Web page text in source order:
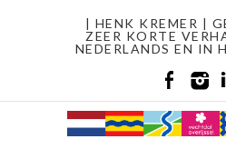
| HENK KREMER |
ZEER KORTE
NEDERLANDS EN IN